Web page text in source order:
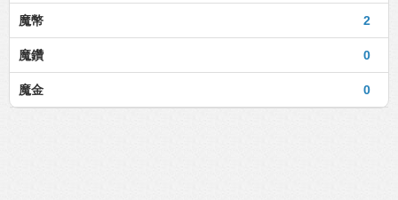
2
魔幣
0
魔鑽
0
魔金